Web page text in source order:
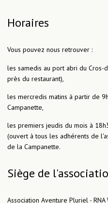
Horaires
Vous pouvez nous retrouver :
les samedis au port abri du Cros-
près du restaurant),
les mercredis matins à partir de
Campanette,
les premiers jeudis du mois à
(ouvert à tous les adhérents de
de la Campanette.
Siège de
Association Aventure Pluriel -